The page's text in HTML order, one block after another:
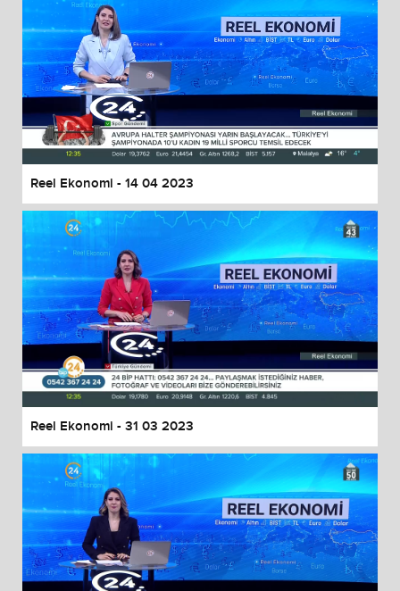
Reel Ekonomi - 14 04 2023
Reel Ekonomi - 31 03 2023